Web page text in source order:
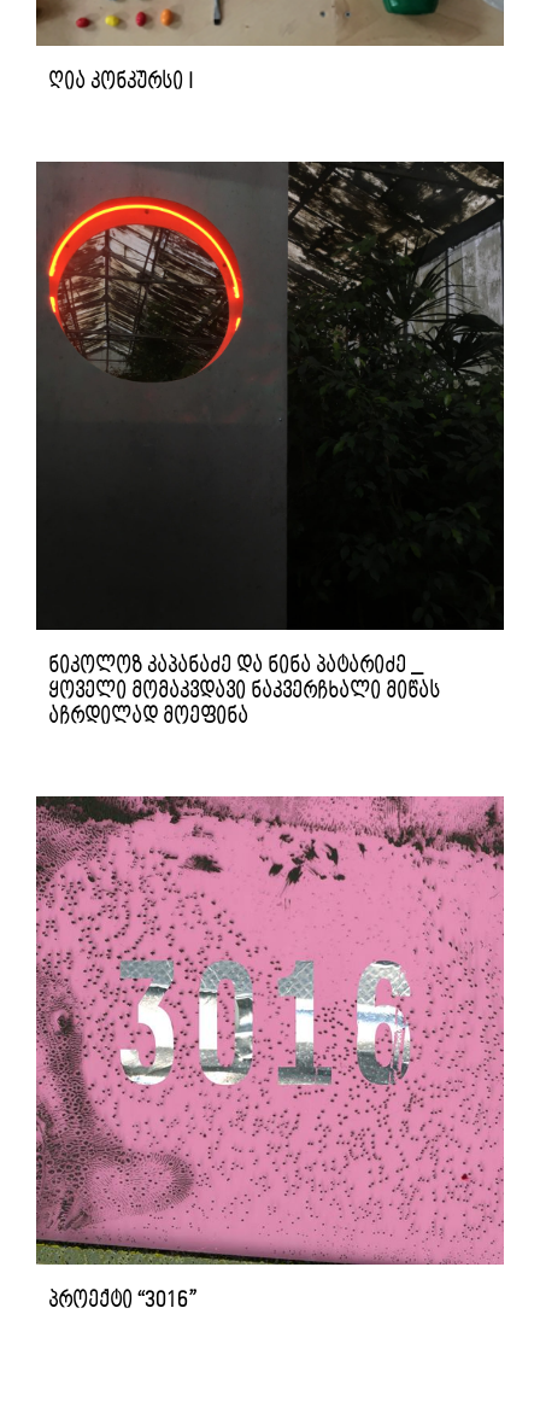
ღია კონკურსი I
ნიკოლოზ კაპანაძე და ნინა პატარიძე _
ყოველი მომაკვდავი ნაკვერჩხალი მიწას
აჩრდილად მოეფინა
პროექტი “3016”